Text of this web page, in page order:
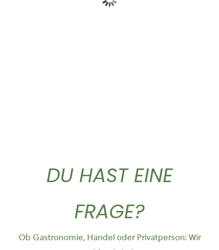
DU HAST EINE
FRAGE?
Ob Gastronomie, Handel oder Privatperson: Wir